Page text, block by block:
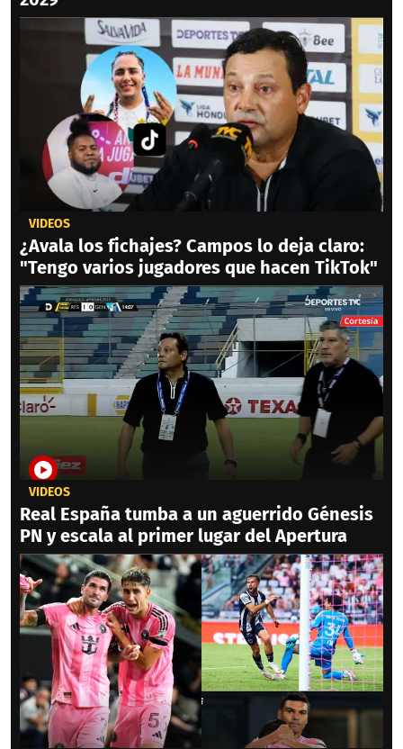
VIDEOS
¿Avala los fichajes? Campos lo deja claro:
"Tengo varios jugadores que hacen TikTok"
VIDEOS
Real España tumba a un aguerrido Génesis
PN y escala al primer lugar del Apertura